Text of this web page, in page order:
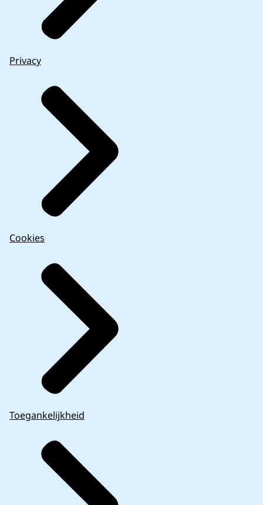
Privacy
Cookies
Toegankelijkheid